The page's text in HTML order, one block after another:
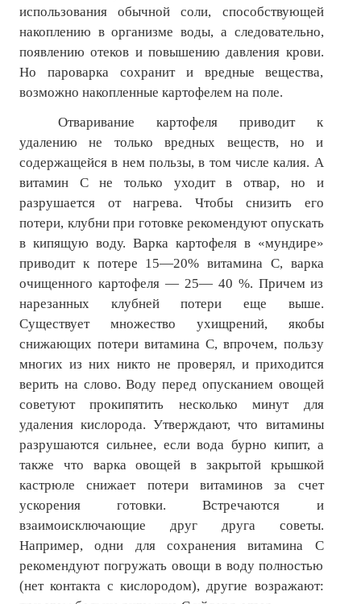
использования обычной соли, способствующей
накоплению в организме воды, а следовательно,
появлению отеков и повышению давления крови.
Но пароварка сохранит и вредные вещества,
возможно накопленные картофелем на поле.
Отваривание картофеля приводит к
удалению не только вредных веществ, но и
содержащейся в нем пользы, в том числе калия. А
витамин С не только уходит в отвар, но и
разрушается от нагрева. Чтобы снизить его
потери, клубни при готовке рекомендуют опускать
в кипящую воду. Варка картофеля в «мундире»
приводит к потере 15—20% витамина С, варка
очищенного картофеля — 25— 40 %. Причем из
нарезанных клубней потери еще выше.
Существует множество ухищрений, якобы
снижающих потери витамина С, впрочем, пользу
многих из них никто не проверял, и приходится
верить на слово. Воду перед опусканием овощей
советуют прокипятить несколько минут для
удаления кислорода. Утверждают, что витамины
разрушаются сильнее, если вода бурно кипит, а
также что варка овощей в закрытой крышкой
кастрюле снижает потери витаминов за счет
ускорения готовки. Встречаются и
взаимоисключающие друг друга советы.
Например, одни для сохранения витамина С
рекомендуют погружать овощи в воду полностью
(нет контакта с кислородом), другие возражают: